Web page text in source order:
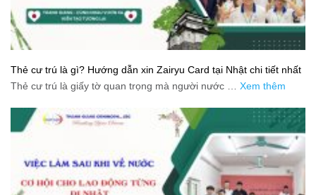
Thẻ cư trú là gì? Hướng dẫn xin Zairyu Card tại Nhật chi tiết nhất
Thẻ cư trú là giấy tờ quan trọng mà người nước … Xem thêm